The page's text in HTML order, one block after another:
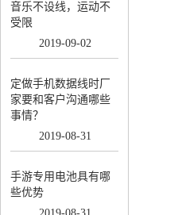
音乐不设线，运动不
受限
2019-09-02
定做手机数据线时厂
家要和客户沟通哪些
事情？
2019-08-31
手游专用电池具有哪
些优势